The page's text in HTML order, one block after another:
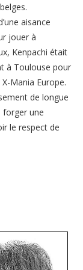
aisance
jouer à
Kenpachi était
à Toulouse pour
Mania Europe.
de longue
forger une
le respect de